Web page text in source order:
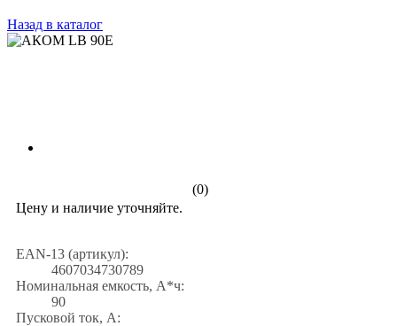
Назад в каталог
(0)
Цену и наличие уточняйте.
EAN-13 (артикул):
4607034730789
Номинальная емкость, А*ч:
90
Пусковой ток, А: